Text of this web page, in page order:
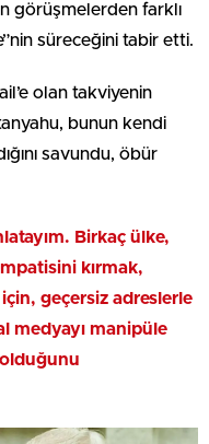
görüşmelerden farklı
süreceğini tabir etti.
olan takviyenin
bunun kendi
savundu, öbür
Birkaç ülke,
kırmak,
geçersiz adreslerle
medyayı manipüle